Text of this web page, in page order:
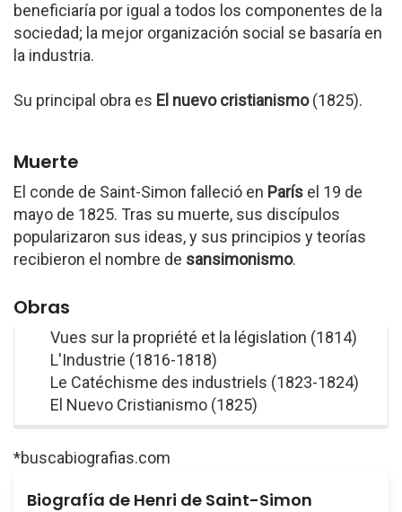
beneficiaría por igual a todos los componentes de la
sociedad; la mejor organización social se basaría en
la industria.
Su principal obra es El nuevo cristianismo(1825).
Muerte
El conde de Saint-Simon falleció en París el 19 de
mayo de 1825. Tras su muerte, sus discípulos
popularizaron sus ideas, y sus principios y teorías
recibieron el nombre de sansimonismo.
Obras
Vues sur la propriété et la législation (1814)
L'Industrie (1816-1818)
Le Catéchisme des industriels (1823-1824)
El Nuevo Cristianismo (1825)
*buscabiografias.com
Biografía de Henri de Saint-Simon